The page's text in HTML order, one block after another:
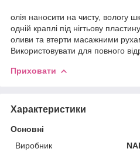
олія наносити на чисту, вологу
одній краплі під нігтьову
оливи та втерти масажними
Використовувати для повного
Приховати
Характеристики
Основні
Виробник